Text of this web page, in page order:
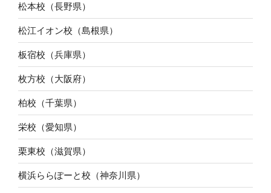
松本校（長野県）
松江イオン校（島根県）
板宿校（兵庫県）
枚方校（大阪府）
柏校（千葉県）
栄校（愛知県）
栗東校（滋賀県）
横浜ららぽーと校（神奈川県）